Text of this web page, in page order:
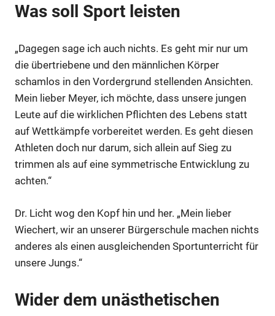
Anzeige
Anzeige
Was soll Sport leisten
„Dagegen sage ich auch nichts. Es geht mir nur um
die übertriebene und den männlichen Körper
schamlos in den Vordergrund stellenden Ansichten.
Mein lieber Meyer, ich möchte, dass unsere jungen
Leute auf die wirklichen Pflichten des Lebens statt
auf Wettkämpfe vorbereitet werden. Es geht diesen
Athleten doch nur darum, sich allein auf Sieg zu
trimmen als auf eine symmetrische Entwicklung zu
achten.“
Dr. Licht wog den Kopf hin und her. „Mein lieber
Wiechert, wir an unserer Bürgerschule machen nichts
anderes als einen ausgleichenden Sportunterricht für
unsere Jungs.“
Wider dem unästhetischen